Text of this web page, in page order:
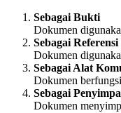
Sebagai Bukti
Dokumen
Sebagai Referensi
Dokumen
Sebagai Alat
Dokumen
Sebagai
Dokumen